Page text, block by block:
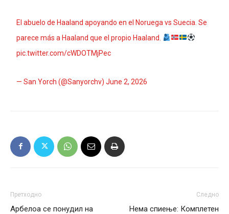
El abuelo de Haaland apoyando en el Noruega vs Suecia. Se
parece más a Haaland que el propio Haaland.
pic.twitter.com/cWDOTMjPec
— San Yorch (@Sanyorchv)June 2, 2026
Претходно
Арбелоа се понудил на
Следно
Нема спиење: Комплетен